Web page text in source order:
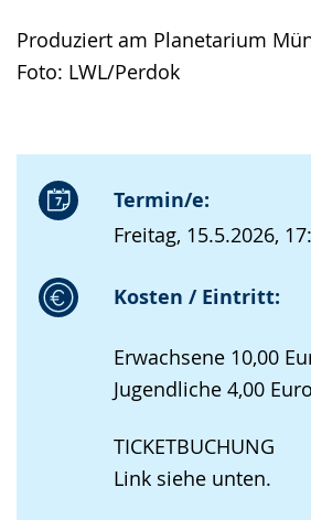
Produziert am Planetarium
Foto: LWL/Perdok
Termin/e:
Freitag, 15.5.2026,
Kosten / Eintritt:
Erwachsene 10,00
Jugendliche 4,00 Euro
TICKETBUCHUNG
Link siehe unten.